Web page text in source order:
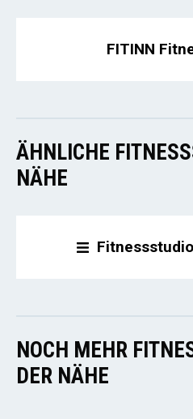
FITINN
ÄHNLICHE
NÄHE
NOCH MEHR
DER NÄHE